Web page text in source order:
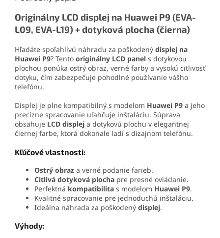
Originálny LCD displej na Huawei P9 (EVA-
L09, EVA-L19) + dotyková plocha (čierna)
Hľadáte spoľahlivú náhradu za poškodený displej na
Huawei P9? Tento originálny LCD panel s dotykovou
plochou ponúka ostrý obraz, verné farby a vysokú citlivosť
dotyku, čím zabezpečuje pohodlné používanie vášho
telefónu.
Displej je plne kompatibilný s modelom Huawei P9 a jeho
precízne spracovanie uľahčuje inštaláciu. Súprava
obsahuje LCD displej a dotykovú plochu v elegantnej
čiernej farbe, ktorá dokonale ladí s dizajnom telefónu.
Kľúčové vlastnosti:
Ostrý obraz a verné podanie farieb.
Citlivá dotyková plocha pre presné ovládanie.
Perfektná kompatibilita s modelom Huawei P9.
Kvalitné spracovanie pre jednoduchú inštaláciu.
Ideálna náhrada za poškodený displej.
Výhody: